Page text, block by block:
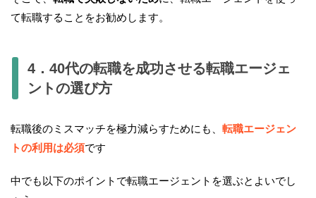
て転職することをお勧めします。
4．40代の転職を成功させる転職エージェ
ントの選び方
転職後のミスマッチを極力減らすためにも、 転職エージェン
トの利用は必須です
中でも以下のポイントで転職エージェントを選ぶとよいでし